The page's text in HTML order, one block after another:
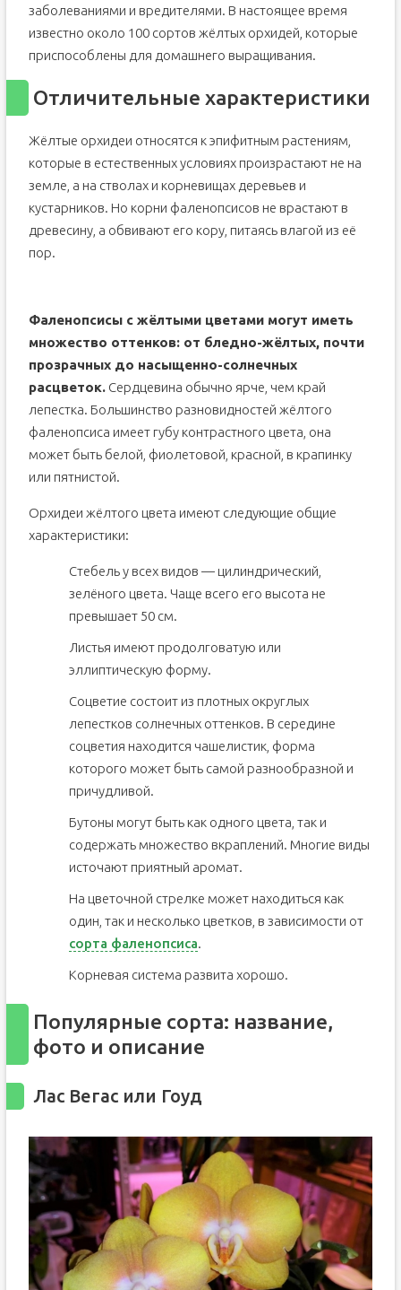
заболеваниями и вредителями. В настоящее время
известно около 100 сортов жёлтых орхидей, которые
приспособлены для домашнего выращивания.
Отличительные характеристики
Жёлтые орхидеи относятся к эпифитным растениям,
которые в естественных условиях произрастают не на
земле, а на стволах и корневищах деревьев и
кустарников. Но корни фаленопсисов не врастают в
древесину, а обвивают его кору, питаясь влагой из её
пор.
Фаленопсисы с жёлтыми цветами могут иметь
множество оттенков: от бледно-жёлтых, почти
прозрачных до насыщенно-солнечных
расцветок.Сердцевина обычно ярче, чем край
лепестка. Большинство разновидностей жёлтого
фаленопсиса имеет губу контрастного цвета, она
может быть белой, фиолетовой, красной, в крапинку
или пятнистой.
Орхидеи жёлтого цвета имеют следующие общие
характеристики:
Стебель у всех видов — цилиндрический,
зелёного цвета. Чаще всего его высота не
превышает 50 см.
Листья имеют продолговатую или
эллиптическую форму.
Соцветие состоит из плотных округлых
лепестков солнечных оттенков. В середине
соцветия находится чашелистик, форма
которого может быть самой разнообразной и
причудливой.
Бутоны могут быть как одного цвета, так и
содержать множество вкраплений. Многие виды
источают приятный аромат.
На цветочной стрелке может находиться как
один, так и несколько цветков, в зависимости от
сорта фаленопсиса.
Корневая система развита хорошо.
Популярные сорта: название,
фото и описание
Лас Вегас или Гоуд